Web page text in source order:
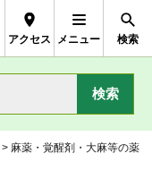
アクセス メニュー 検索
> 麻薬・覚醒剤・大麻等の薬